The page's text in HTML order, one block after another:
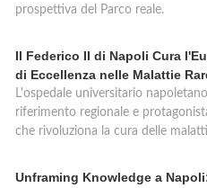
prospettiva del Parco reale.
Il Federico II di Napoli Cura
di Eccellenza nelle Malattie
L'ospedale universitario
riferimento regionale e
che rivoluziona la cura delle
Unframing Knowledge a